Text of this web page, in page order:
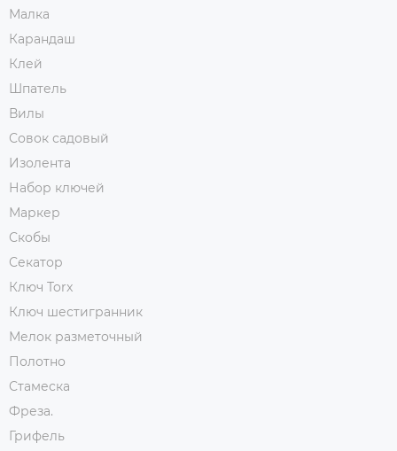
Малка
Карандаш
Клей
Шпатель
Вилы
Совок садовый
Изолента
Набор ключей
Маркер
Скобы
Секатор
Ключ Torx
Ключ шестигранник
Мелок разметочный
Полотно
Стамеска
Фреза.
Грифель